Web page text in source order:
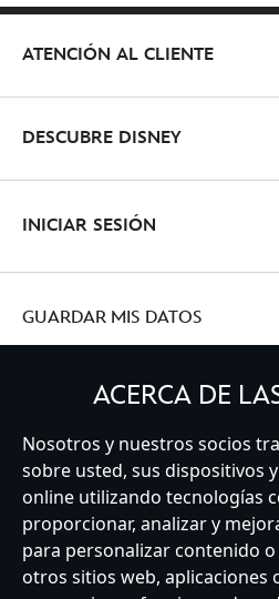
ATENCIÓN AL CLIENTE
DESCUBRE DISNEY
INICIAR SESIÓN
GUARDAR MIS DATOS
Spain
Atención al Cliente Términos de Uso
Mapa del Sitio
Política de Privacidad
Sobre Privacidad en la UE
Términos
ACERCA DE
Nosotros y nuestros socios
sobre usted, sus dispositivos
online utilizando tecnologías
proporcionar, analizar y
para personalizar contenido
otros sitios web, aplicaciones